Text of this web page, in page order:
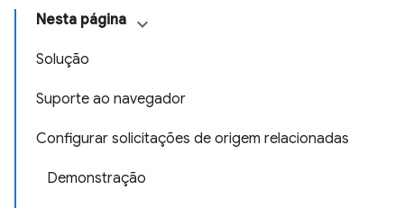
Nesta página
Solução
Suporte ao navegador
Configurar solicitações de origem relacionadas
Demonstração